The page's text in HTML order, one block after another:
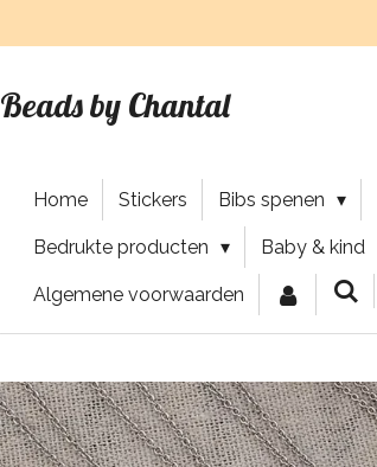
Beads by Chantal
Home Stickers Bibs spenen
Bedrukte producten Baby & kind
Algemene voorwaarden